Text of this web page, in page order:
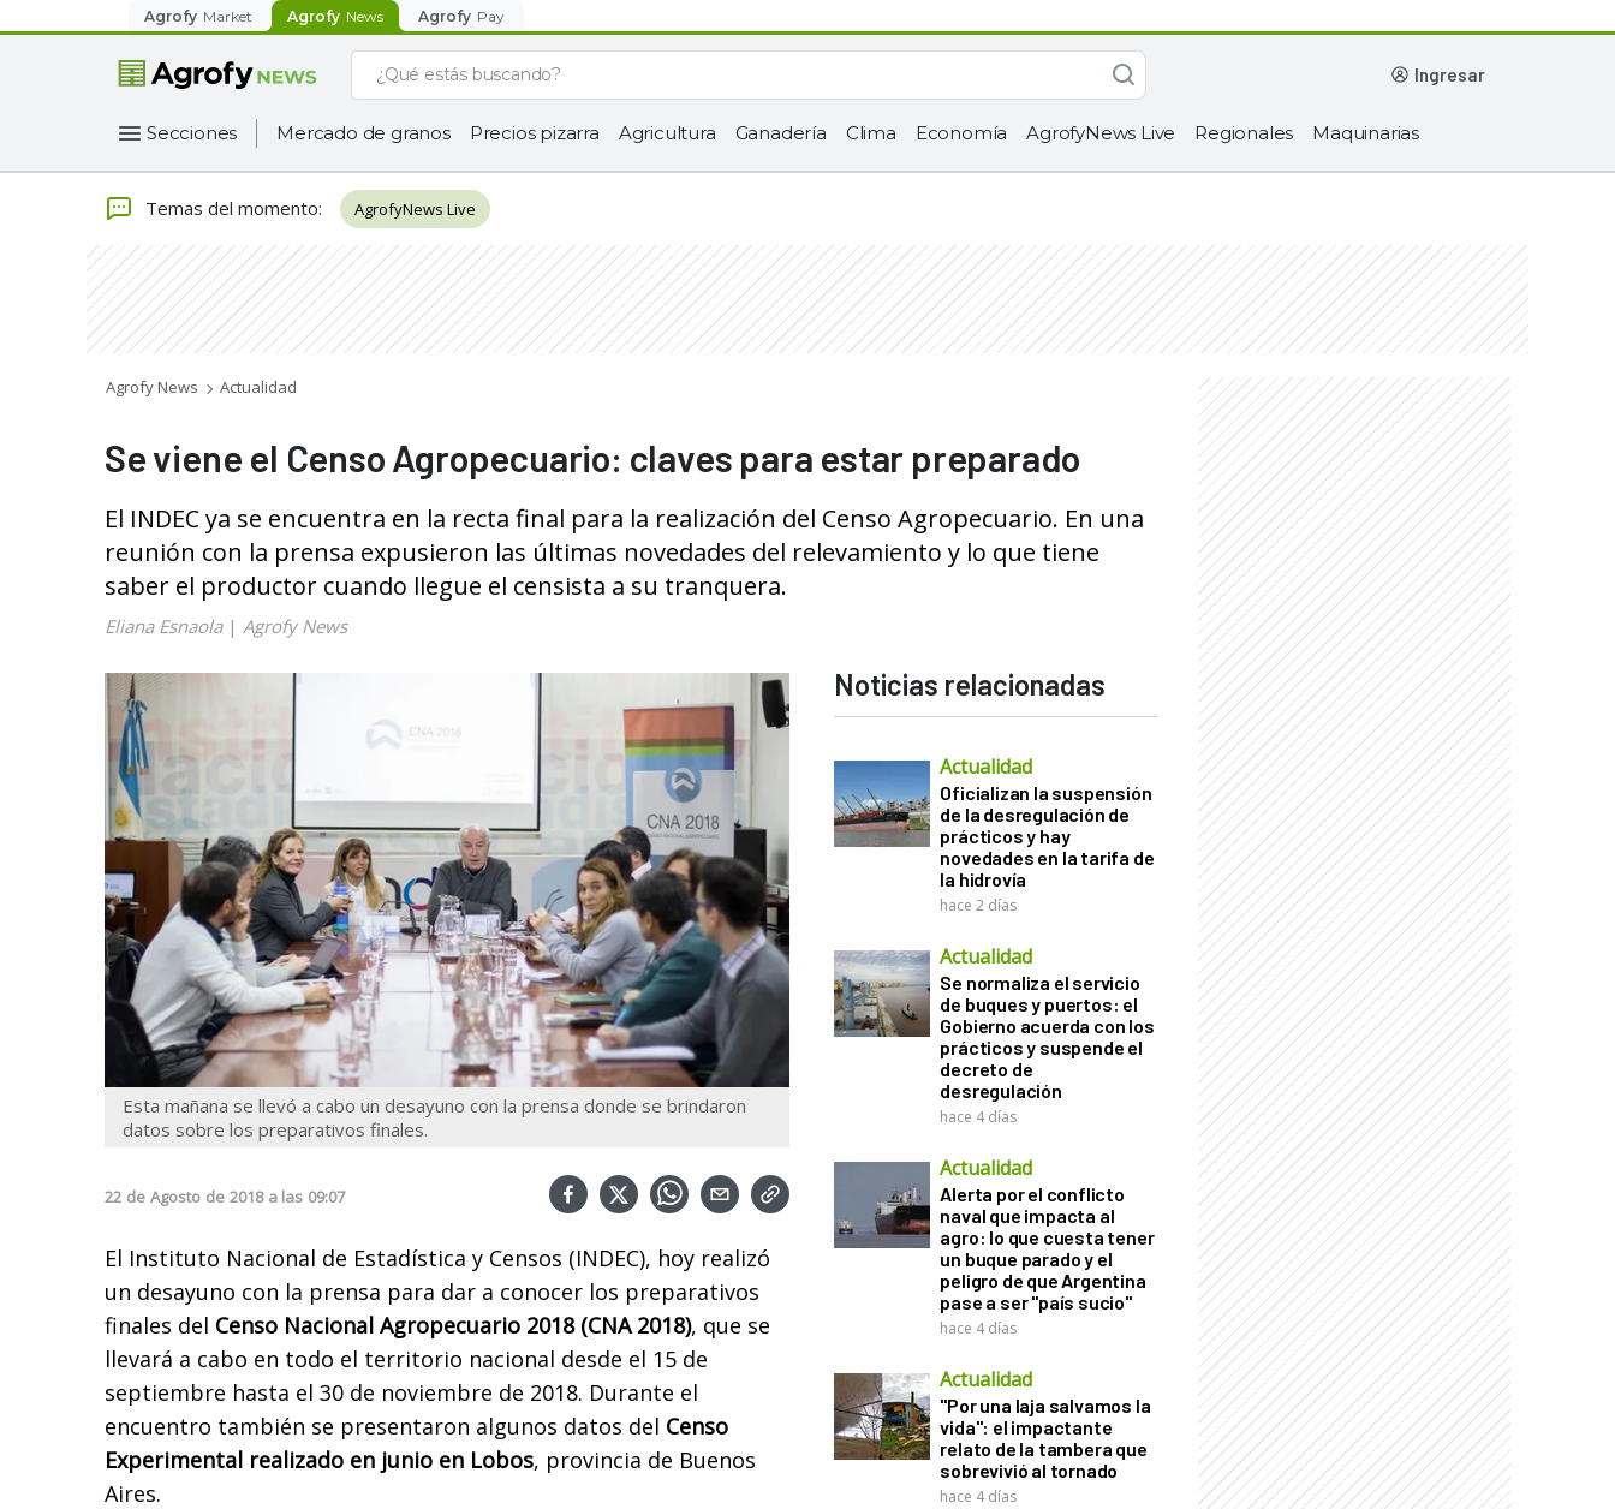
Agrofy Market Agrofy News Agrofy Pay
ingresar
Secciones Mercado de granos Precios pizarra Agricultura Ganadería Clima Economía AgrofyNews Live Regionales Maquinarias
Temas del momento: AgrofyNews Live
Agrofy News Actualidad
Se viene el Censo Agropecuario: claves para estar preparado
El INDEC ya se encuentra en la recta final para la realización del Censo Agropecuario. En una
reunión con la prensa expusieron las últimas novedades del relevamiento y lo que tiene
saber el productor cuando llegue el censista a su tranquera.
Eliana Esnaola| Agrofy News
Esta mañana se llevó a cabo un desayuno con la prensa donde se brindaron
datos sobre los preparativos finales.
22 de Agosto de 2018 a las 09:07
El Instituto Nacional de Estadística y Censos (INDEC), hoy realizó
un desayuno con la prensa para dar a conocer los preparativos
finales del Censo Nacional Agropecuario 2018 (CNA 2018), que se
llevará a cabo en todo el territorio nacional desde el 15 de
septiembre hasta el 30 de noviembre de 2018. Durante el
encuentro también se presentaron algunos datos del Censo
Experimental realizado en junio en Lobos, provincia de Buenos
Aires.
Noticias relacionadas
Actualidad
Oficializan la suspensión
de la desregulación de
prácticos y hay
novedades en la tarifa de
la hidrovía
hace 2 días
Actualidad
Se normaliza el servicio
de buques y puertos: el
Gobierno acuerda con los
prácticos y suspende el
decreto de
desregulación
hace 4 días
Actualidad
Alerta por el conflicto
naval que impacta al
agro: lo que cuesta tener
un buque parado y el
peligro de que Argentina
pase a ser "país sucio"
hace 4 días
Actualidad
"Por una laja salvamos la
vida": el impactante
relato de la tambera que
sobrevivió al tornado
hace 4 días